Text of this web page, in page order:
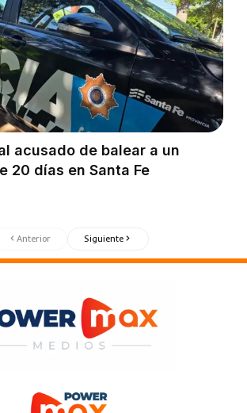
acusado de balear a un
20 días en Santa Fe
Anterior Siguiente